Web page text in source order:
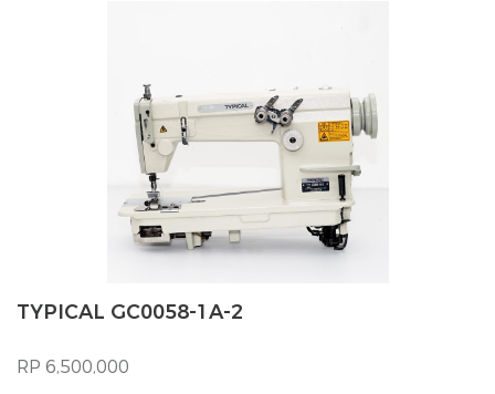
TYPICAL GC0058-1A-2
RP 6,500,000